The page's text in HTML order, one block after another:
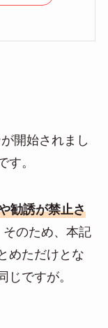
開始されまし
す。
勧誘が禁止さ
のため、本記
めただけとな
ですが。